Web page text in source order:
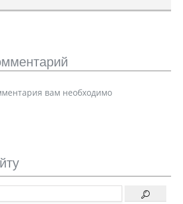
вам необходимо